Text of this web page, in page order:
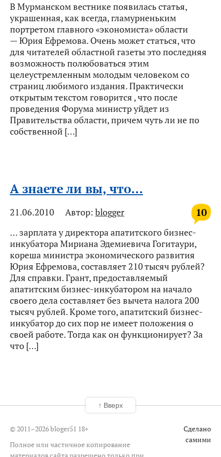
В Мурманском вестнике появилась статья,
украшенная, как всегда, гламурненьким
портретом главного «экономиста» области
— Юрия Ефремова. Очень может статься, что
для читателей областной газеты это последняя
возможность полюбоваться этим
целеустремленным молодым человеком со
страниц любимого издания. Практически
открытым текстом говорится , что после
проведения Форума министр уйдет из
Правительства области, причем чуть ли не по
собственной […]
А знаете ли вы, что…
10
21.06.2010 Автор: blogger
… зарплата у директора апатитского бизнес-
инкубатора Мириана Эдемиевича Гогитаури,
кореша министра экономического развития
Юрия Ефремова, составляет 210 тысяч рублей?
Для справки. Грант, предоставляемый
апатитским бизнес-инкубатором на начало
своего дела составляет без вычета налога 200
тысяч рублей. Кроме того, апатитский бизнес-
инкубатор до сих пор не имеет положения о
своей работе. Тогда как он функционирует? За
что […]
© 2011–2026 bloger51 18+
Полное или частичное копирование
Сделано
самими
↑ Вверх